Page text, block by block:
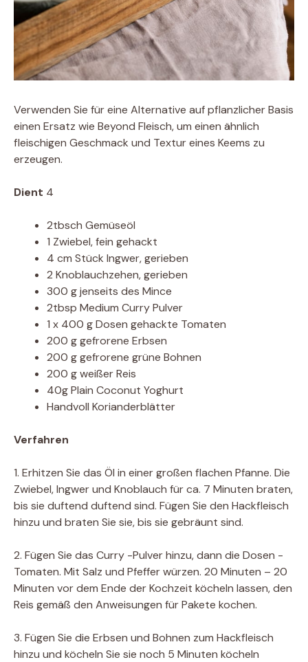
Verwenden Sie für eine Alternative auf pflanzlicher Basis
einen Ersatz wie Beyond Fleisch, um einen ähnlich
fleischigen Geschmack und Textur eines Keems zu
erzeugen.
Dient 4
2tbsch Gemüseöl
1 Zwiebel, fein gehackt
4 cm Stück Ingwer, gerieben
2 Knoblauchzehen, gerieben
300 g jenseits des Mince
2tbsp Medium Curry Pulver
1 x 400 g Dosen gehackte Tomaten
200 g gefrorene Erbsen
200 g gefrorene grüne Bohnen
200 g weißer Reis
40g Plain Coconut Yoghurt
Handvoll Korianderblätter
Verfahren
1. Erhitzen Sie das Öl in einer großen flachen Pfanne. Die
Zwiebel, Ingwer und Knoblauch für ca. 7 Minuten braten,
bis sie duftend duftend sind. Fügen Sie den Hackfleisch
hinzu und braten Sie sie, bis sie gebräunt sind.
2. Fügen Sie das Curry -Pulver hinzu, dann die Dosen -
Tomaten. Mit Salz und Pfeffer würzen. 20 Minuten – 20
Minuten vor dem Ende der Kochzeit köcheln lassen, den
Reis gemäß den Anweisungen für Pakete kochen.
3. Fügen Sie die Erbsen und Bohnen zum Hackfleisch
hinzu und köcheln Sie sie noch 5 Minuten köcheln